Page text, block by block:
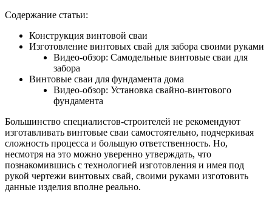
Содержание статьи:
Конструкция винтовой сваи
Изготовление винтовых свай для забора своими руками
Видео-обзор: Самодельные винтовые сваи для
забора
Винтовые сваи для фундамента дома
Видео-обзор: Установка свайно-винтового
фундамента
Большинство специалистов-строителей не рекомендуют
изготавливать винтовые сваи самостоятельно, подчеркивая
сложность процесса и большую ответственность. Но,
несмотря на это можно уверенно утверждать, что
познакомившись с технологией изготовления и имея под
рукой чертежи винтовых свай, своими руками изготовить
данные изделия вполне реально.